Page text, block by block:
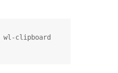
wl-clipboard